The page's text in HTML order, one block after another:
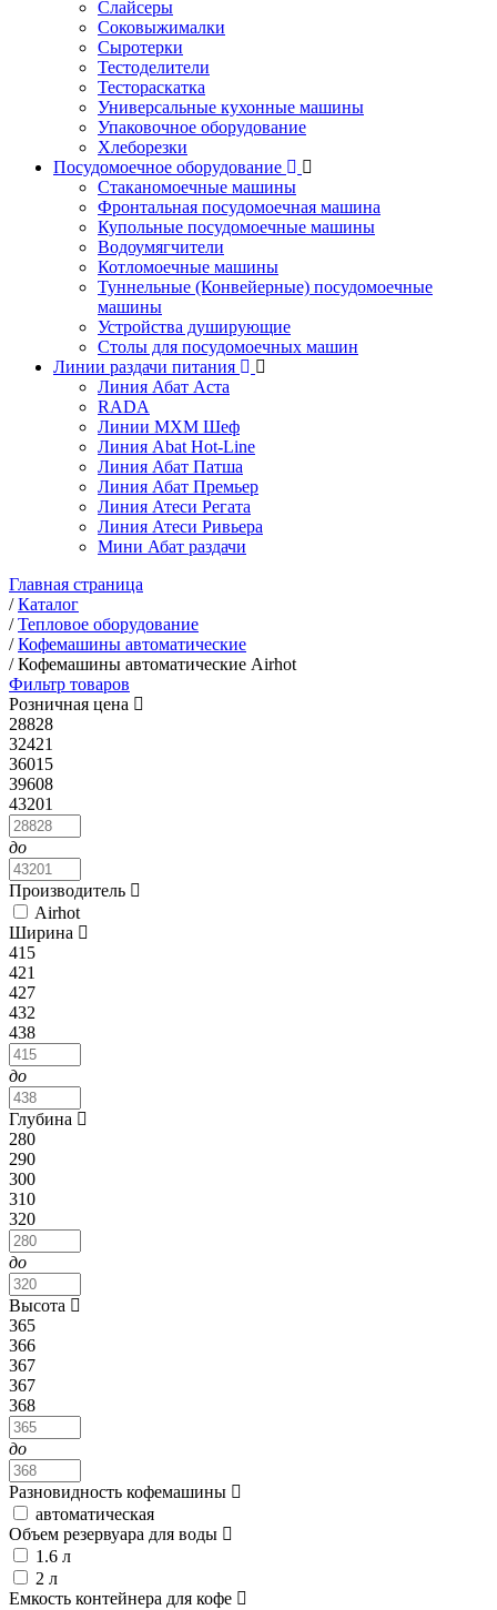
Слайсеры
Соковыжималки
Сыротерки
Тестоделители
Тестораскатка
Универсальные кухонные машины
Упаковочное оборудование
Хлеборезки
Посудомоечное оборудование
Стаканомоечные машины
Фронтальная посудомоечная машина
Купольные посудомоечные машины
Водоумягчители
Котломоечные машины
Туннельные (Конвейерные) посудомоечные
машины
Устройства душирующие
Столы для посудомоечных машин
Линии раздачи питания
Линия Абат Аста
RADA
Линии МХМ Шеф
Линия Abat Hot-Line
Линия Абат Патша
Линия Абат Премьер
Линия Атеси Регата
Линия Атеси Ривьера
Мини Абат раздачи
Главная страница
/Каталог
/Тепловое оборудование
/Кофемашины автоматические
/Кофемашины автоматические Airhot
Фильтр товаров
Розничная цена
28828
32421
36015
39608
43201
до
Производитель
Airhot
Ширина
415
421
427
432
438
до
Глубина
280
290
300
310
320
до
Высота
365
366
367
367
368
до
Разновидность кофемашины
автоматическая
Объем резервуара для воды
1.6 л
2 л
Емкость контейнера для кофе